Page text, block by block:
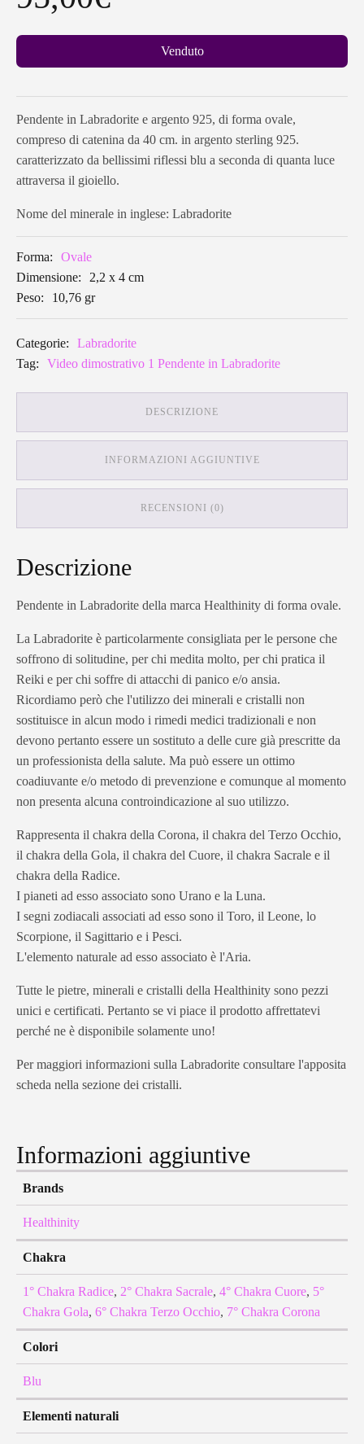
Venduto
Pendente in Labradorite e argento 925, di forma ovale,
compreso di catenina da 40 cm. in argento sterling 925.
caratterizzato da bellissimi riflessi blu a seconda di quanta luce
attraversa il gioiello.
Nome del minerale in inglese: Labradorite
Forma:
Ovale
Dimensione:
2,2 x 4 cm
Peso:
10,76 gr
Categorie:
Labradorite
Tag:
Video dimostrativo 1 Pendente in Labradorite
DESCRIZIONE
INFORMAZIONI AGGIUNTIVE
RECENSIONI (0)
Descrizione
Pendente in Labradorite della marca Healthinity di forma ovale.
La Labradorite è particolarmente consigliata per le persone che
soffrono di solitudine, per chi medita molto, per chi pratica il
Reiki e per chi soffre di attacchi di panico e/o ansia.
Ricordiamo però che l'utilizzo dei minerali e cristalli non
sostituisce in alcun modo i rimedi medici tradizionali e non
devono pertanto essere un sostituto a delle cure già prescritte da
un professionista della salute. Ma può essere un ottimo
coadiuvante e/o metodo di prevenzione e comunque al momento
non presenta alcuna controindicazione al suo utilizzo.
Rappresenta il chakra della Corona, il chakra del Terzo Occhio,
il chakra della Gola, il chakra del Cuore, il chakra Sacrale e il
chakra della Radice.
I pianeti ad esso associato sono Urano e la Luna.
I segni zodiacali associati ad esso sono il Toro, il Leone, lo
Scorpione, il Sagittario e i Pesci.
L'elemento naturale ad esso associato è l'Aria.
Tutte le pietre, minerali e cristalli della Healthinity sono pezzi
unici e certificati. Pertanto se vi piace il prodotto affrettatevi
perché ne è disponibile solamente uno!
Per maggiori informazioni sulla Labradorite consultare l'apposita
scheda nella sezione dei cristalli.
Informazioni aggiuntive
Brands
Healthinity
Chakra
1° Chakra Radice, 2° Chakra Sacrale, 4° Chakra Cuore, 5°
Chakra Gola, 6° Chakra Terzo Occhio, 7° Chakra Corona
Colori
Blu
Elementi naturali